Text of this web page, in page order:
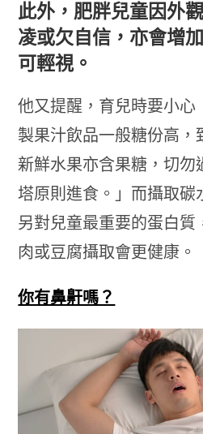
此外，肥胖兒童因外
凌或欠自信，亦會增
可輕視。
他又提醒，育兒時要小心
製果汁飲品一般糖份高
新鮮水果亦含果糖，切勿
塔原則進食。」而攝取碳
另對兒童最重要的蛋白質
肉或豆腐攝取會更健康。
你有鼻鼾嗎？